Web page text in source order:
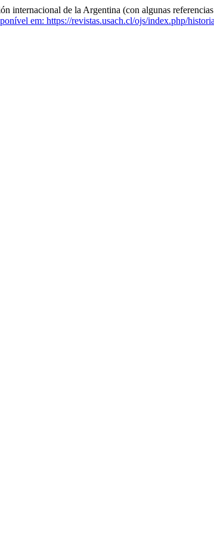
internacional de la Argentina (con algunas
em: https://revistas.usach.cl/ojs/index.php/